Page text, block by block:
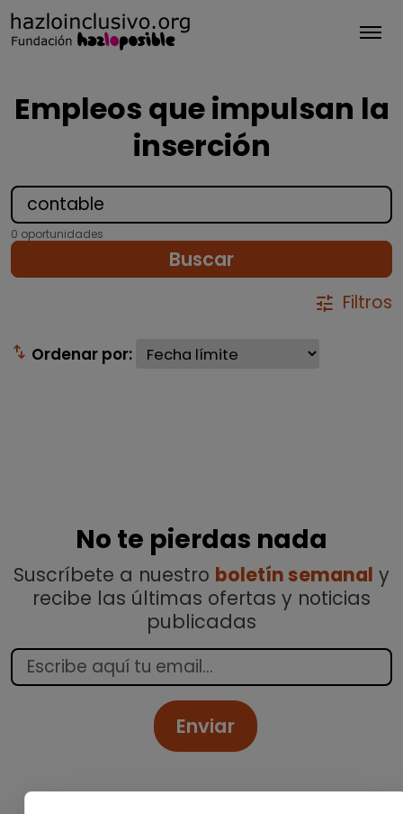
Empleos que impulsan la
inserción
0 oportunidades
Buscar
tune Filtros
swap_vert Ordenar por:
No te pierdas nada
Suscríbete a nuestro boletín semanal y
recibe las últimas ofertas y noticias
publicadas
Enviar